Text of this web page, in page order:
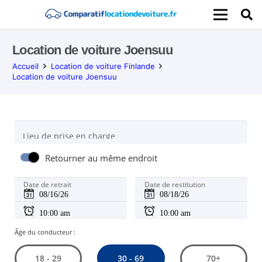
Location de voiture Joensuu
Accueil
Location de voiture Finlande
Location de voiture Joensuu
Lieu de prise en charge
Retourner au même endroit
Date de retrait Date de restitution
Âge du conducteur :
18 - 29 30 - 69 70+